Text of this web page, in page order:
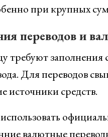
при крупных
переводов и
требуют
Для переводов
средств.
валютные